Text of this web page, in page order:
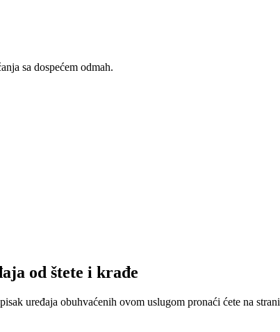
sa dospećem odmah.
od štete i krađe
uređaja obuhvaćenih ovom uslugom pronaći ćete na strani